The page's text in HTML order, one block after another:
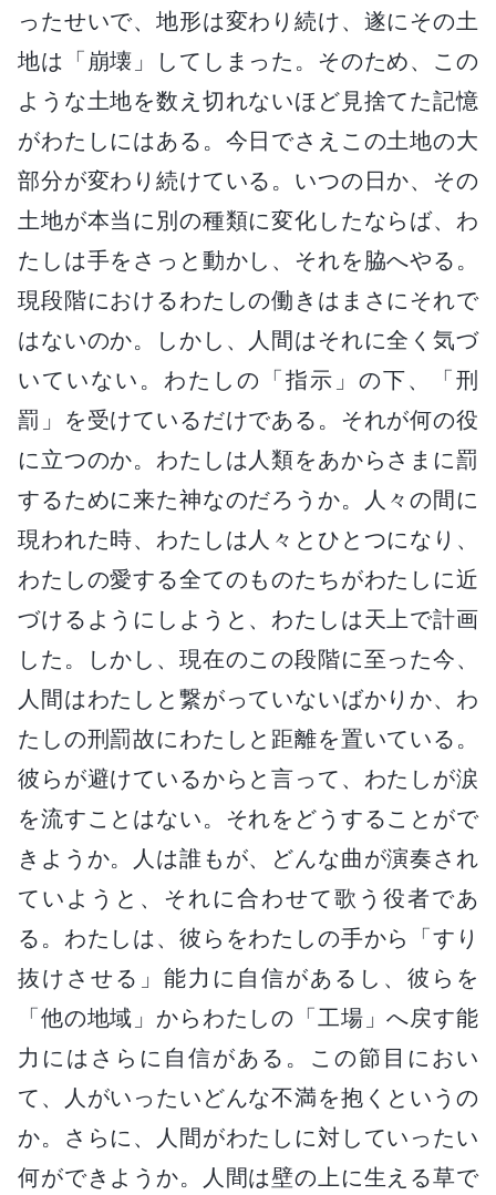
ったせいで、地形は変わり続け、遂にその土
地は「崩壊」してしまった。そのため、この
ような土地を数え切れないほど見捨てた記憶
がわたしにはある。今日でさえこの土地の大
部分が変わり続けている。いつの日か、その
土地が本当に別の種類に変化したならば、わ
たしは手をさっと動かし、それを脇へやる。
現段階におけるわたしの働きはまさにそれで
はないのか。しかし、人間はそれに全く気づ
いていない。わたしの「指示」の下、「刑
罰」を受けているだけである。それが何の役
に立つのか。わたしは人類をあからさまに罰
するために来た神なのだろうか。人々の間に
現われた時、わたしは人々とひとつになり、
わたしの愛する全てのものたちがわたしに近
づけるようにしようと、わたしは天上で計画
した。しかし、現在のこの段階に至った今、
人間はわたしと繋がっていないばかりか、わ
たしの刑罰故にわたしと距離を置いている。
彼らが避けているからと言って、わたしが涙
を流すことはない。それをどうすることがで
きようか。人は誰もが、どんな曲が演奏され
ていようと、それに合わせて歌う役者であ
る。わたしは、彼らをわたしの手から「すり
抜けさせる」能力に自信があるし、彼らを
「他の地域」からわたしの「工場」へ戻す能
力にはさらに自信がある。この節目におい
て、人がいったいどんな不満を抱くというの
か。さらに、人間がわたしに対していったい
何ができようか。人間は壁の上に生える草で